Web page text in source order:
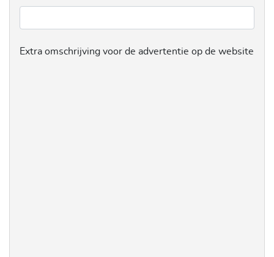
Extra omschrijving voor de advertentie op de website